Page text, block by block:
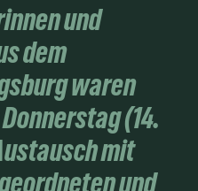
und
dem
waren
(14.
mit
und